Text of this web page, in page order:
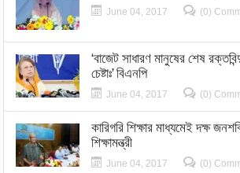
June 04, 2017 (0)
‘বাজেট সাধারণ মানুষের শেষ
চেষ্টাঃ’ বিএনপি
June 04, 2017 (0)
কারিগরি শিক্ষার মাধ্যমেই দক্ষ
শিক্ষামন্ত্রী
June 04, 2017 (0)